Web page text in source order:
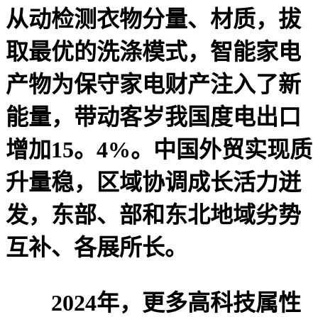
从动检测衣物分量、材质，拔
取最优的洗涤模式，智能家电
产物为保守家电财产注入了新
能量，带动客岁我国度电出口
增加15。4%。中国外贸实现质
升量稳，区域协调成长活力迸
发，东部、部和东北地域劣势
互补、各展所长。
2024年，更多高科技属性